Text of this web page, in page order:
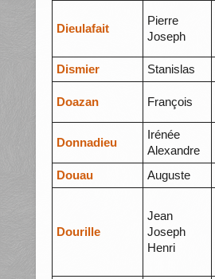
Dieulafait
Pierre
Joseph
Dismier Stanislas
Doazan François
Donnadieu
Irénée
Alexandre
Douau Auguste
Dourille
Jean
Joseph
Henri